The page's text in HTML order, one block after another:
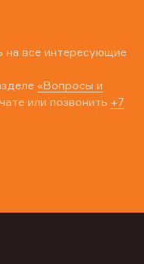
на все интересующие
«Вопросы и
или позвонить +7